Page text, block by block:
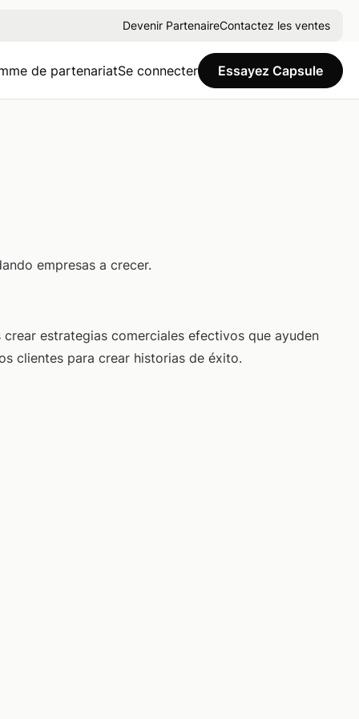
Devenir PartenaireContactez les ventes
de partenariatSe connecter Essayez Capsule
empresas a crecer.
estrategias comerciales efectivos que ayuden
clientes para crear historias de éxito.